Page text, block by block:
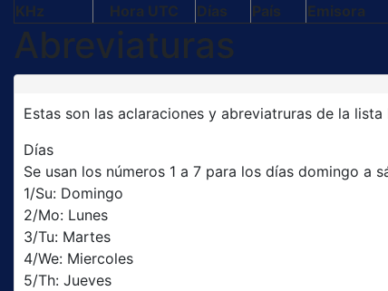
KHz Hora UTC Días País Emisora
Abreviaturas
Estas son las aclaraciones y abreviatruras de la lista
Días
Se usan los números 1 a 7 para los días domingo a
1/Su: Domingo
2/Mo: Lunes
3/Tu: Martes
4/We: Miercoles
5/Th: Jueves